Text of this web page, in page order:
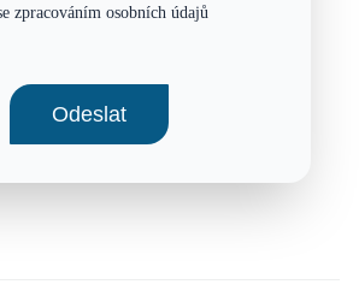
zpracováním osobních údajů